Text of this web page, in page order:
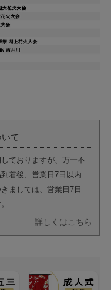
て
ておりますが、万一不
着後、営業日7日以内
ましては、営業日7日
詳しくはこちら